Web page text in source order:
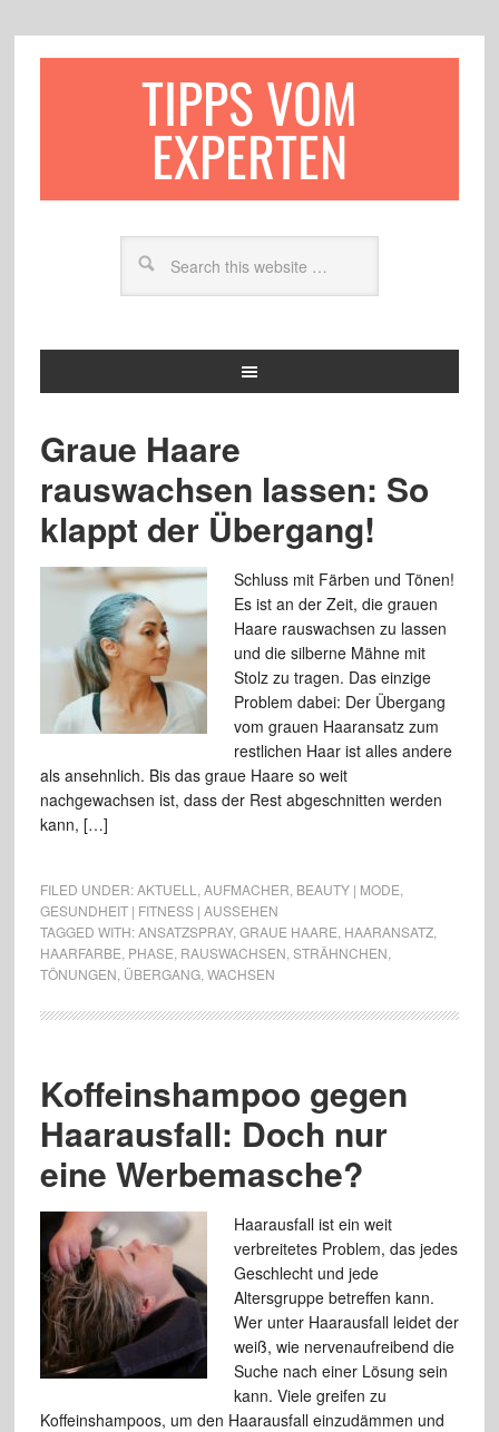
TIPPS VOM
EXPERTEN
Graue Haare
rauswachsen lassen: So
klappt der Übergang!
Schluss mit Färben und Tönen!
Es ist an der Zeit, die grauen
Haare rauswachsen zu lassen
und die silberne Mähne mit
Stolz zu tragen. Das einzige
Problem dabei: Der Übergang
vom grauen Haaransatz zum
restlichen Haar ist alles andere
als ansehnlich. Bis das graue Haare so weit
nachgewachsen ist, dass der Rest abgeschnitten werden
kann, […]
FILED UNDER:AKTUELL AUFMACHER BEAUTY | MODE
GESUNDHEIT | FITNESS | AUSSEHEN
TAGGED WITH:ANSATZSPRAY, GRAUE HAARE HAARANSATZ,
HAARFARBE PHASE RAUSWACHSEN STRÄHNCHEN
TÖNUNGEN ÜBERGANG, WACHSEN
Koffeinshampoo gegen
Haarausfall: Doch nur
eine Werbemasche?
Haarausfall ist ein weit
verbreitetes Problem, das jedes
Geschlecht und jede
Altersgruppe betreffen kann.
Wer unter Haarausfall leidet der
weiß, wie nervenaufreibend die
Suche nach einer Lösung sein
kann. Viele greifen zu
Koffeinshampoos, um den Haarausfall einzudämmen und